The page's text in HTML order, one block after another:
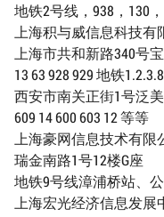
地铁2号线，938，130
上海积与威信息科技有
上海市共和新路340号
13 63 928 929 地铁
西安市南关正街1号泛
609 14 600 603 12 等等
上海豪网信息技术有限
瑞金南路1号12楼G座
地铁9号线漳浦桥站、
上海宏光经济信息发展